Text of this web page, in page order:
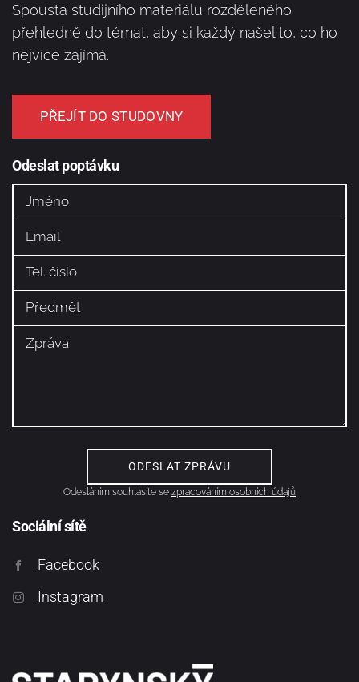
Spousta studijního materiálu rozděleného
přehledně do témat, aby si každý našel to, co ho
nejvíce zajímá.
PŘEJÍT DO STUDOVNY
Odeslat poptávku
Odesláním souhlasíte se zpracováním osobních údajů
Sociální sítě
Facebook
Instagram